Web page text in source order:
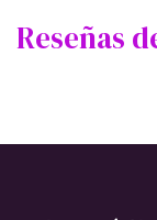
Reseñas